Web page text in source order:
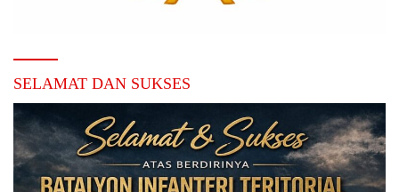
SELAMAT DAN SUKSES